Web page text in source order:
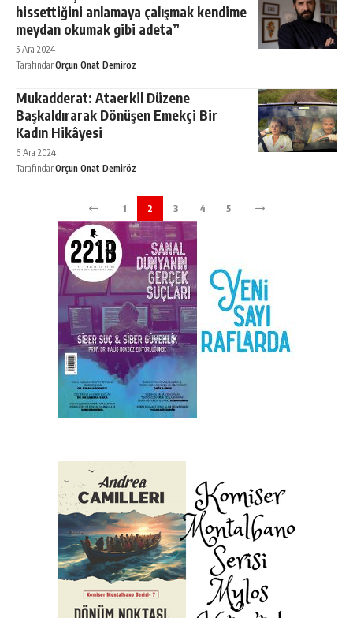
hissettiğini anlamaya çalışmak kendime
meydan okumak gibi adeta”
5 Ara 2024
TarafındanOrçun Onat Demiröz
Mukadderat: Ataerkil Düzene
Başkaldırarak Dönüşen Emekçi Bir
Kadın Hikâyesi
6 Ara 2024
TarafındanOrçun Onat Demiröz
1 2 3 4 5